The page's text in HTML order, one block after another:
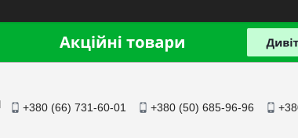
+380 (66) 731-60-01 +380 (50) 685-96-96